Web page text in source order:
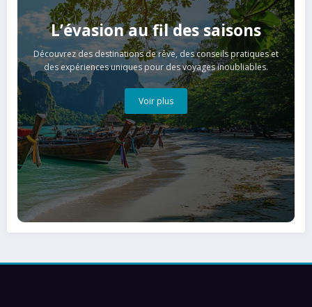
L’évasion au fil des saisons
Découvrez des destinations de rêve, des conseils pratiques et
des expériences uniques pour des voyages inoubliables.
Voir plus